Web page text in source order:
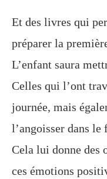
Et des livres qui
préparer la
L’enfant saura
Celles qui l’ont
journée, mais
l’angoisser dans le
Cela lui donne des
ces émotions